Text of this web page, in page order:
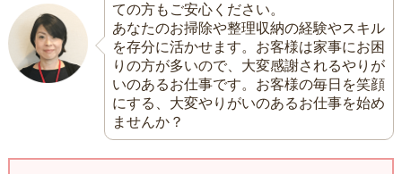
ての方もご安心ください。
あなたのお掃除や整理収納の経験やスキル
を存分に活かせます。お客様は家事にお困
りの方が多いので、大変感謝されるやりが
いのあるお仕事です。お客様の毎日を笑顔
にする、大変やりがいのあるお仕事を始め
ませんか？